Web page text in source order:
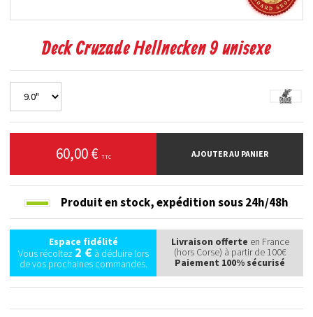
Deck Cruzade Hellnecken 9 unisexe
60,00 € TTC AJOUTER AU PANIER
Produit en stock,expédition sous 24h/48h
Espace fidélité
Vous récoltez 2 €à déduire lors
de vos prochaines commandes.
Livraison offerte en France
(hors Corse) à partir de 100€
Paiement 100% sécurisé